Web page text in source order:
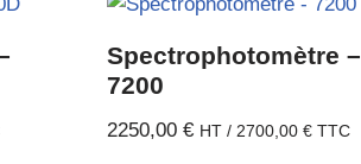
Spectrophotomètre –
7200
2250,00€ HT / 2700,00€ TTC